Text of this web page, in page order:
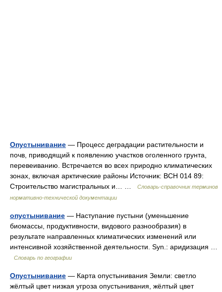
Опустынивание — Процесс деградации растительности и
почв, приводящий к появлению участков оголенного грунта,
перевеиванию. Встречается во всех природно климатических
зонах, включая арктические районы Источник: ВСН 014 89:
Строительство магистральных и… …
Словарь-справочник терминов
нормативно-технической документации
опустынивание — Наступание пустыни (уменьшение
биомассы, продуктивности, видового разнообразия) в
результате направленных климатических изменений или
интенсивной хозяйственной деятельности. Syn.: аридизация …
Словарь по географии
Опустынивание — Карта опустынивания Земли: светло
жёлтый цвет низкая угроза опустынивания, жёлтый цвет